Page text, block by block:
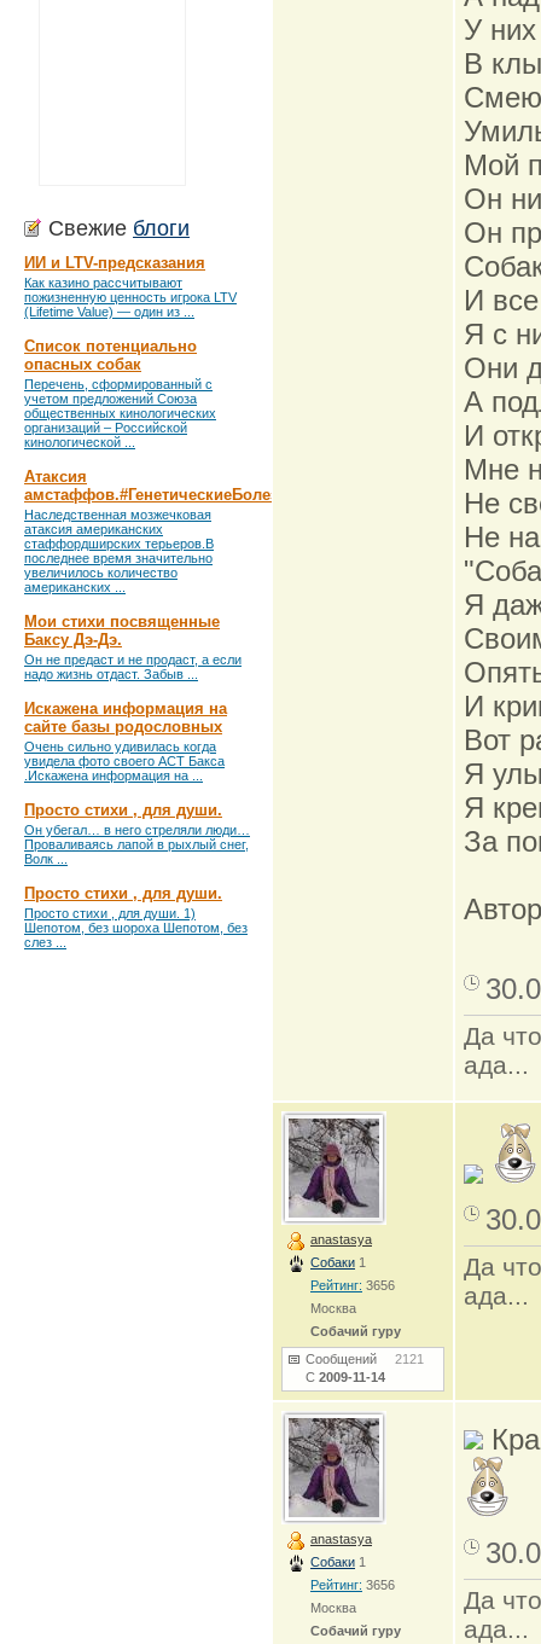
Свежие блоги
ИИ и LTV-предсказания
Как казино рассчитывают
пожизненную ценность игрока LTV
(Lifetime Value) — один из ...
Список потенциально
опасных собак
Перечень, сформированный с
учетом предложений Союза
общественных кинологических
организаций – Российской
кинологической ...
Атаксия
амстаффов.#ГенетическиеБолезни
Наследственная мозжечковая
атаксия американских
стаффордширских терьеров.В
последнее время значительно
увеличилось количество
американских ...
Мои стихи посвященные
Баксу Дэ-Дэ.
Он не предаст и не продаст, а если
надо жизнь отдаст. Забыв ...
Искажена информация на
сайте базы родословных
Очень сильно удивилась когда
увидела фото своего АСТ Бакса
.Искажена информация на ...
Просто стихи , для души.
Он убегал… в него стреляли люди…
Проваливаясь лапой в рыхлый снег,
Волк ...
Просто стихи , для души.
Просто стихи , для души. 1)
Шепотом, без шороха Шепотом, без
слез ...
У них
В
Мой
Он
Он
И
Я с
Они
А
И
Мне
Не
Не
Я
И
Вот
Я
Я
За
Да
ада...
anastasya
Собаки 1
Рейтинг: 3656
Москва
Собачий гуру
Сообщений 2121
С 2009-11-14
Да
ада...
anastasya
Собаки 1
Рейтинг: 3656
Москва
Собачий гуру
Да
ада...